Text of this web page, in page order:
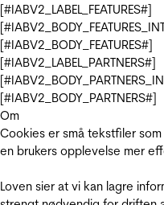
[#IABV2_LABEL_FEATURES#]
[#IABV2_BODY_FEATURES#]
[#IABV2_LABEL_PARTNERS#]
[#IABV2_BODY_PARTNERS#]
Om
Cookies er små tekstfiler
en brukers opplevelse mer
Loven sier at vi kan lagre